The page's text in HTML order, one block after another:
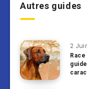
Autres guides
2